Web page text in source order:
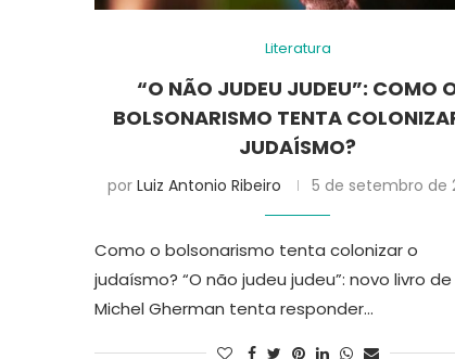
Literatura
“O NÃO JUDEU JUDEU”: COMO
BOLSONARISMO TENTA
JUDAÍSMO?
porLuiz Antonio Ribeiro 5 de setembro de
Como o bolsonarismo tenta colonizar o
judaísmo? “O não judeu judeu”: novo livro de
Michel Gherman tenta responder…